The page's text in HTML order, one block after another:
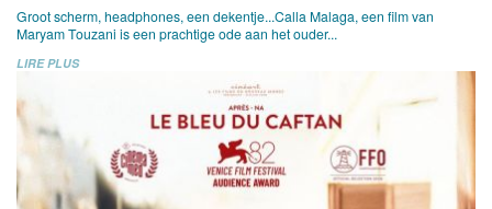
Groot scherm, headphones, een dekentje...Calla Malaga, een film van
Maryam Touzani is een prachtige ode aan het ouder...
LIRE PLUS